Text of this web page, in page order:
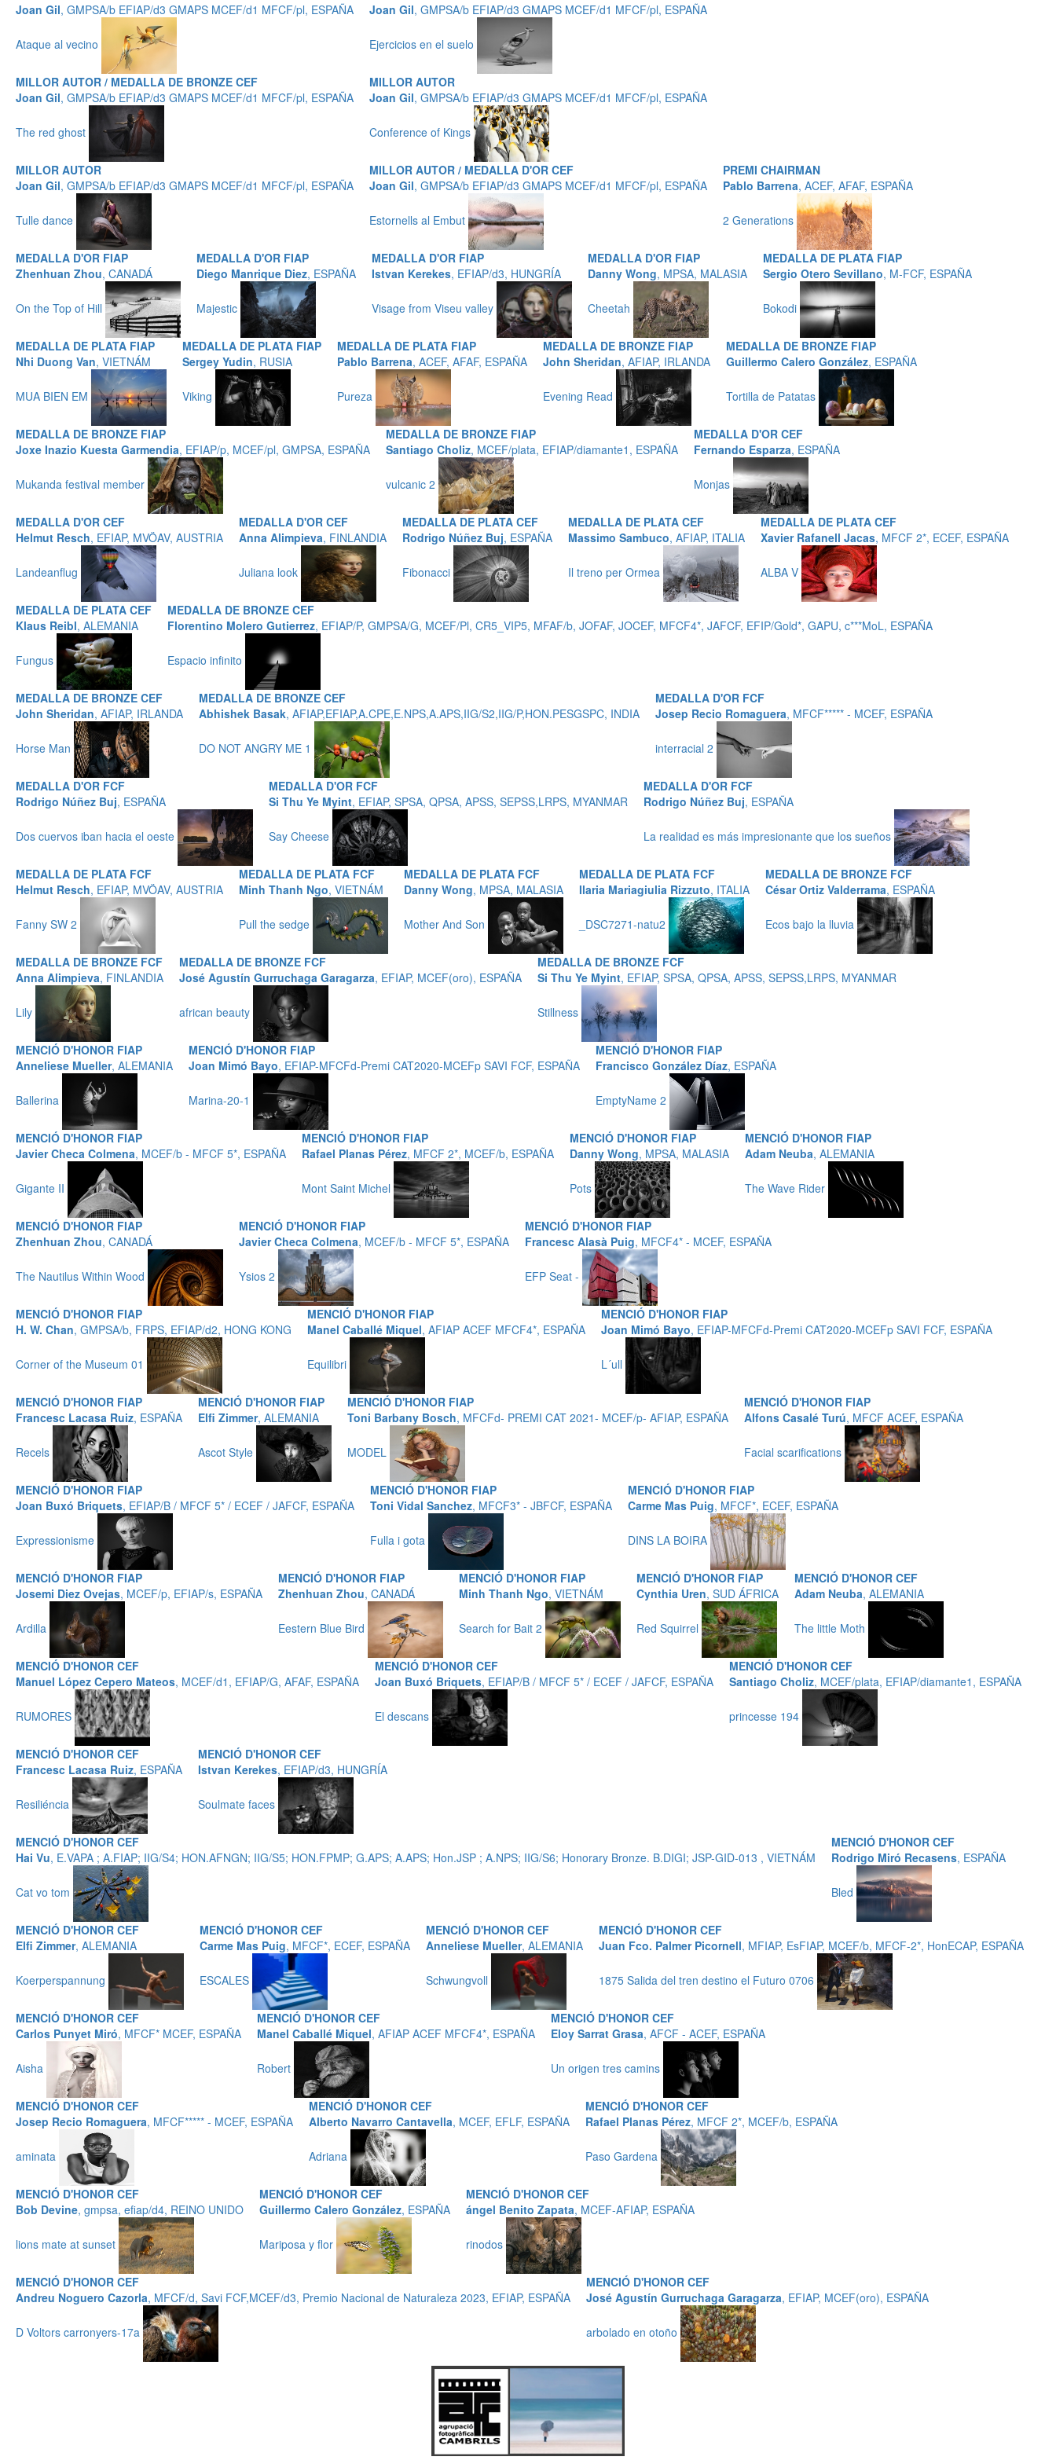
Joan Gil, GMPSA/b EFIAP/d3 GMAPS MCEF/d1 MFCF/pl, ESPAÑA
Ataque al vecino
Joan Gil, GMPSA/b EFIAP/d3 GMAPS MCEF/d1 MFCF/pl, ESPAÑA
Ejercicios en el suelo
MILLOR AUTOR / MEDALLA DE BRONZE CEF
Joan Gil, GMPSA/b EFIAP/d3 GMAPS MCEF/d1 MFCF/pl, ESPAÑA
The red ghost
MILLOR AUTOR
Joan Gil, GMPSA/b EFIAP/d3 GMAPS MCEF/d1 MFCF/pl, ESPAÑA
Conference of Kings
MILLOR AUTOR
Joan Gil, GMPSA/b EFIAP/d3 GMAPS MCEF/d1 MFCF/pl, ESPAÑA
Tulle dance
MILLOR AUTOR / MEDALLA D'OR CEF
Joan Gil, GMPSA/b EFIAP/d3 GMAPS MCEF/d1 MFCF/pl, ESPAÑA
Estornells al Embut
PREMI CHAIRMAN
Pablo Barrena, ACEF, AFAF, ESPAÑA
2 Generations
MEDALLA D'OR FIAP
Zhenhuan Zhou, CANADÁ
On the Top of Hill
MEDALLA D'OR FIAP
Diego Manrique Diez, ESPAÑA
Majestic
MEDALLA D'OR FIAP
Istvan Kerekes, EFIAP/d3, HUNGRÍA
Visage from Viseu valley
MEDALLA D'OR FIAP
Danny Wong, MPSA, MALASIA
Cheetah
MEDALLA DE PLATA FIAP
Sergio Otero Sevillano, M-FCF, ESPAÑA
Bokodi
MEDALLA DE PLATA FIAP
Nhi Duong Van, VIETNÁM
MUA BIEN EM
MEDALLA DE PLATA FIAP
Sergey Yudin, RUSIA
Viking
MEDALLA DE PLATA FIAP
Pablo Barrena, ACEF, AFAF, ESPAÑA
Pureza
MEDALLA DE BRONZE FIAP
John Sheridan, AFIAP, IRLANDA
Evening Read
MEDALLA DE BRONZE FIAP
Guillermo Calero González, ESPAÑA
Tortilla de Patatas
MEDALLA DE BRONZE FIAP
Joxe Inazio Kuesta Garmendia, EFIAP/p, MCEF/pl, GMPSA, ESPAÑA
Mukanda festival member
MEDALLA DE BRONZE FIAP
Santiago Choliz, MCEF/plata, EFIAP/diamante1, ESPAÑA
vulcanic 2
MEDALLA D'OR CEF
Fernando Esparza, ESPAÑA
Monjas
MEDALLA D'OR CEF
Helmut Resch, EFIAP, MVÖAV, AUSTRIA
Landeanflug
MEDALLA D'OR CEF
Anna Alimpieva, FINLANDIA
Juliana look
MEDALLA DE PLATA CEF
Rodrigo Núñez Buj, ESPAÑA
Fibonacci
MEDALLA DE PLATA CEF
Massimo Sambuco, AFIAP, ITALIA
Il treno per Ormea
MEDALLA DE PLATA CEF
Xavier Rafanell Jacas, MFCF 2*, ECEF, ESPAÑA
ALBA V
MEDALLA DE PLATA CEF
Klaus Reibl, ALEMANIA
Fungus
MEDALLA DE BRONZE CEF
Florentino Molero Gutierrez, EFIAP/P, GMPSA/G, MCEF/Pl, CR5_VIP5, MFAF/b, JOFAF, JOCEF, MFCF4*, JAFCF, EFIP/Gold*, GAPU, c***MoL, ESPAÑA
Espacio infinito
MEDALLA DE BRONZE CEF
John Sheridan, AFIAP, IRLANDA
Horse Man
MEDALLA DE BRONZE CEF
Abhishek Basak, AFIAP,EFIAP,A.CPE,E.NPS,A.APS,IIG/S2,IIG/P,HON.PESGSPC, INDIA
DO NOT ANGRY ME 1
MEDALLA D'OR FCF
Josep Recio Romaguera, MFCF***** - MCEF, ESPAÑA
interracial 2
MEDALLA D'OR FCF
Rodrigo Núñez Buj, ESPAÑA
Dos cuervos iban hacia el oeste
MEDALLA D'OR FCF
Si Thu Ye Myint, EFIAP, SPSA, QPSA, APSS, SEPSS,LRPS, MYANMAR
Say Cheese
MEDALLA D'OR FCF
Rodrigo Núñez Buj, ESPAÑA
La realidad es más impresionante que los sueños
MEDALLA DE PLATA FCF
Helmut Resch, EFIAP, MVÖAV, AUSTRIA
Fanny SW 2
MEDALLA DE PLATA FCF
Minh Thanh Ngo, VIETNÁM
Pull the sedge
MEDALLA DE PLATA FCF
Danny Wong, MPSA, MALASIA
Mother And Son
MEDALLA DE PLATA FCF
Ilaria Mariagiulia Rizzuto, ITALIA
_DSC7271-natu2
MEDALLA DE BRONZE FCF
César Ortiz Valderrama, ESPAÑA
Ecos bajo la lluvia
MEDALLA DE BRONZE FCF
Anna Alimpieva, FINLANDIA
Lily
MEDALLA DE BRONZE FCF
José Agustín Gurruchaga Garagarza, EFIAP, MCEF(oro), ESPAÑA
african beauty
MEDALLA DE BRONZE FCF
Si Thu Ye Myint, EFIAP, SPSA, QPSA, APSS, SEPSS,LRPS, MYANMAR
Stillness
MENCIÓ D'HONOR FIAP
Anneliese Mueller, ALEMANIA
Ballerina
MENCIÓ D'HONOR FIAP
Joan Mimó Bayo, EFIAP-MFCFd-Premi CAT2020-MCEFp SAVI FCF, ESPAÑA
Marina-20-1
MENCIÓ D'HONOR FIAP
Francisco González Díaz, ESPAÑA
EmptyName 2
MENCIÓ D'HONOR FIAP
Javier Checa Colmena, MCEF/b - MFCF 5*, ESPAÑA
Gigante II
MENCIÓ D'HONOR FIAP
Rafael Planas Pérez, MFCF 2*, MCEF/b, ESPAÑA
Mont Saint Michel
MENCIÓ D'HONOR FIAP
Danny Wong, MPSA, MALASIA
Pots
MENCIÓ D'HONOR FIAP
Adam Neuba, ALEMANIA
The Wave Rider
MENCIÓ D'HONOR FIAP
Zhenhuan Zhou, CANADÁ
The Nautilus Within Wood
MENCIÓ D'HONOR FIAP
Javier Checa Colmena, MCEF/b - MFCF 5*, ESPAÑA
Ysios 2
MENCIÓ D'HONOR FIAP
Francesc Alasà Puig, MFCF4* - MCEF, ESPAÑA
EFP Seat -
MENCIÓ D'HONOR FIAP
H. W. Chan, GMPSA/b, FRPS, EFIAP/d2, HONG KONG
Corner of the Museum 01
MENCIÓ D'HONOR FIAP
Manel Caballé Miquel, AFIAP ACEF MFCF4*, ESPAÑA
Equilibri
MENCIÓ D'HONOR FIAP
Joan Mimó Bayo, EFIAP-MFCFd-Premi CAT2020-MCEFp SAVI FCF, ESPAÑA
L´ull
MENCIÓ D'HONOR FIAP
Francesc Lacasa Ruiz, ESPAÑA
Recels
MENCIÓ D'HONOR FIAP
Elfi Zimmer, ALEMANIA
Ascot Style
MENCIÓ D'HONOR FIAP
Toni Barbany Bosch, MFCFd- PREMI CAT 2021- MCEF/p- AFIAP, ESPAÑA
MODEL
MENCIÓ D'HONOR FIAP
Alfons Casalé Turú, MFCF ACEF, ESPAÑA
Facial scarifications
MENCIÓ D'HONOR FIAP
Joan Buxó Briquets, EFIAP/B / MFCF 5* / ECEF / JAFCF, ESPAÑA
Expressionisme
MENCIÓ D'HONOR FIAP
Toni Vidal Sanchez, MFCF3* - JBFCF, ESPAÑA
Fulla i gota
MENCIÓ D'HONOR FIAP
Carme Mas Puig, MFCF*, ECEF, ESPAÑA
DINS LA BOIRA
MENCIÓ D'HONOR FIAP
Josemi Diez Ovejas, MCEF/p, EFIAP/s, ESPAÑA
Ardilla
MENCIÓ D'HONOR FIAP
Zhenhuan Zhou, CANADÁ
Eestern Blue Bird
MENCIÓ D'HONOR FIAP
Minh Thanh Ngo, VIETNÁM
Search for Bait 2
MENCIÓ D'HONOR FIAP
Cynthia Uren, SUD ÁFRICA
Red Squirrel
MENCIÓ D'HONOR CEF
Adam Neuba, ALEMANIA
The little Moth
MENCIÓ D'HONOR CEF
Manuel López Cepero Mateos, MCEF/d1, EFIAP/G, AFAF, ESPAÑA
RUMORES
MENCIÓ D'HONOR CEF
Joan Buxó Briquets, EFIAP/B / MFCF 5* / ECEF / JAFCF, ESPAÑA
El descans
MENCIÓ D'HONOR CEF
Santiago Choliz, MCEF/plata, EFIAP/diamante1, ESPAÑA
princesse 194
MENCIÓ D'HONOR CEF
Francesc Lacasa Ruiz, ESPAÑA
Resiliéncia
MENCIÓ D'HONOR CEF
Istvan Kerekes, EFIAP/d3, HUNGRÍA
Soulmate faces
MENCIÓ D'HONOR CEF
Hai Vu, E.VAPA ; A.FIAP; IIG/S4; HON.AFNGN; IIG/S5; HON.FPMP; G.APS; A.APS; Hon.JSP ; A.NPS; IIG/S6; Honorary Bronze. B.DIGI; JSP-GID-013 , VIETNÁM
Cat vo tom
MENCIÓ D'HONOR CEF
Rodrigo Miró Recasens, ESPAÑA
Bled
MENCIÓ D'HONOR CEF
Elfi Zimmer, ALEMANIA
Koerperspannung
MENCIÓ D'HONOR CEF
Carme Mas Puig, MFCF*, ECEF, ESPAÑA
ESCALES
MENCIÓ D'HONOR CEF
Anneliese Mueller, ALEMANIA
Schwungvoll
MENCIÓ D'HONOR CEF
Juan Fco. Palmer Picornell, MFIAP, EsFIAP, MCEF/b, MFCF-2*, HonECAP, ESPAÑA
1875 Salida del tren destino el Futuro 0706
MENCIÓ D'HONOR CEF
Carlos Punyet Miró, MFCF* MCEF, ESPAÑA
Aisha
MENCIÓ D'HONOR CEF
Manel Caballé Miquel, AFIAP ACEF MFCF4*, ESPAÑA
Robert
MENCIÓ D'HONOR CEF
Eloy Sarrat Grasa, AFCF - ACEF, ESPAÑA
Un origen tres camins
MENCIÓ D'HONOR CEF
Josep Recio Romaguera, MFCF***** - MCEF, ESPAÑA
aminata
MENCIÓ D'HONOR CEF
Alberto Navarro Cantavella, MCEF, EFLF, ESPAÑA
Adriana
MENCIÓ D'HONOR CEF
Rafael Planas Pérez, MFCF 2*, MCEF/b, ESPAÑA
Paso Gardena
MENCIÓ D'HONOR CEF
Bob Devine, gmpsa, efiap/d4, REINO UNIDO
lions mate at sunset
MENCIÓ D'HONOR CEF
Guillermo Calero González, ESPAÑA
Mariposa y flor
MENCIÓ D'HONOR CEF
ángel Benito Zapata, MCEF-AFIAP, ESPAÑA
rinodos
MENCIÓ D'HONOR CEF
Andreu Noguero Cazorla, MFCF/d, Savi FCF,MCEF/d3, Premio Nacional de Naturaleza 2023, EFIAP, ESPAÑA
D Voltors carronyers-17a
MENCIÓ D'HONOR CEF
José Agustín Gurruchaga Garagarza, EFIAP, MCEF(oro), ESPAÑA
arbolado en otoño